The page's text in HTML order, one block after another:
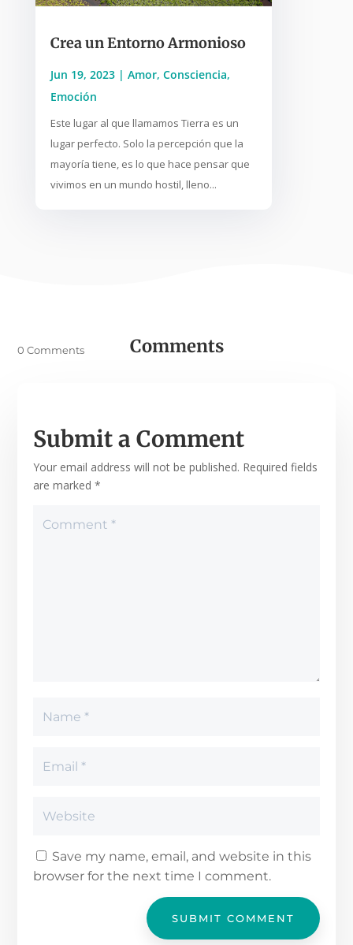
Crea un Entorno Armonioso
Jun 19, 2023| Amor, Consciencia,
Emoción
Este lugar al que llamamos Tierra es un
lugar perfecto. Solo la percepción que la
mayoría tiene, es lo que hace pensar que
vivimos en un mundo hostil, lleno...
Comments
0 Comments
Submit a Comment
Your email address will not be published. Required fields
are marked*
Save my name, email, and website in this
browser for the next time I comment.
SUBMIT COMMENT